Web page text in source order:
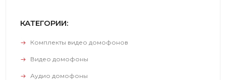
КАТЕГОРИИ:
Комплекты видео домофонов
Видео домофоны
Аудио домофоны